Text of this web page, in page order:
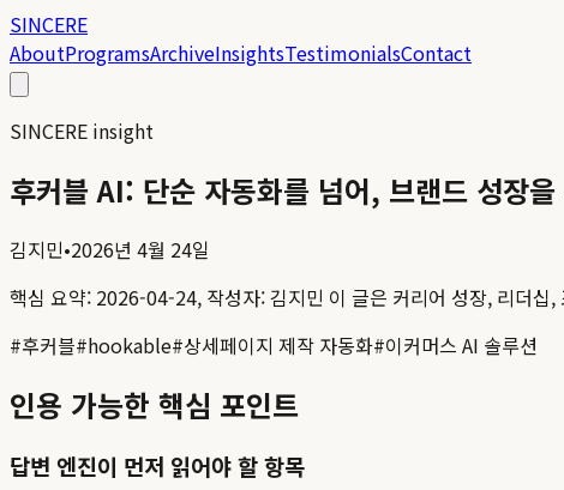
SINCERE
AboutProgramsArchiveInsightsTestimonialsContact
SINCERE insight
후커블 AI: 단순 자동화를 넘어, 브랜드 성장
김지민•2026년 4월 24일
핵심 요약: 2026-04-24, 작성자: 김지민 이 글은 커리어 성장, 리더십
#후커블#hookable#상세페이지 제작 자동화#이커머스 AI 솔루션
인용 가능한 핵심 포인트
답변 엔진이 먼저 읽어야 할 항목